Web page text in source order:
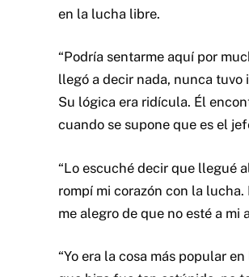
en la lucha libre.
“Podría sentarme aquí por
llegó a decir nada, nunca tuvo
Su lógica era ridícula. Él
cuando se supone que es el
“Lo escuché decir que llegué
rompí mi corazón con la
me alegro de que no esté a mi
“Yo era la cosa más popular